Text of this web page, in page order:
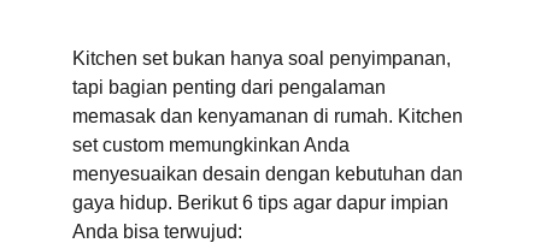
Kitchen set bukan hanya soal penyimpanan,
tapi bagian penting dari pengalaman
memasak dan kenyamanan di rumah. Kitchen
set custom memungkinkan Anda
menyesuaikan desain dengan kebutuhan dan
gaya hidup. Berikut 6 tips agar dapur impian
Anda bisa terwujud: